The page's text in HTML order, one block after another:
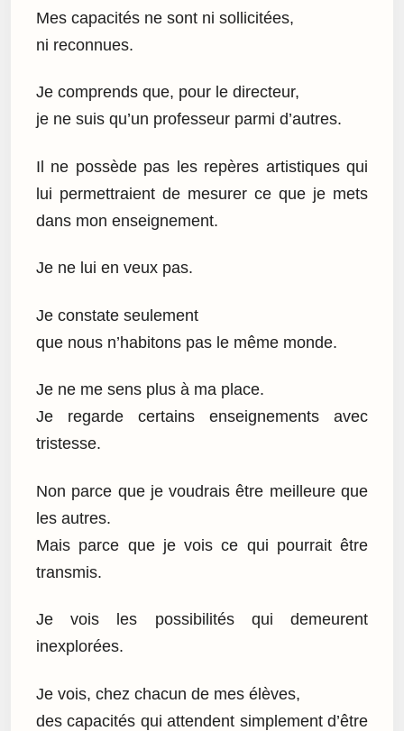
Mes capacités ne sont ni sollicitées,
ni reconnues.
Je comprends que, pour le directeur,
je ne suis qu’un professeur parmi d’autres.
Il ne possède pas les repères artistiques qui
lui permettraient de mesurer ce que je mets
dans mon enseignement.
Je ne lui en veux pas.
Je constate seulement
que nous n’habitons pas le même monde.
Je ne me sens plus à ma place.
Je regarde certains enseignements avec
tristesse.
Non parce que je voudrais être meilleure que
les autres.
Mais parce que je vois ce qui pourrait être
transmis.
Je vois les possibilités qui demeurent
inexplorées.
Je vois, chez chacun de mes élèves,
des capacités qui attendent simplement d’être